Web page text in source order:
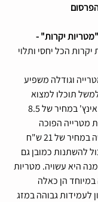
יקרות הכל יחסי ותלוי
וגודלה משפיע
תוכלו למצוא
מטרייה הפוכה
איכותית לא כולל הדפסה במחיר של 21 ש"ח
להשתנות כמובן גם
היא עשויה. מטריות
הן כאלה
לעמידות גבוהה במזג